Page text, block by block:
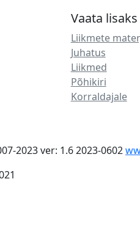
Vaata lisaks
Liikmete
Juhatus
Liikmed
Põhikiri
Korraldajale
2023 ver: 1.6 2023-0602